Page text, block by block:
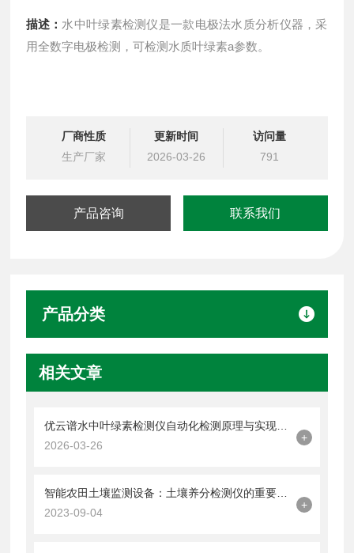
描述： 水中叶绿素检测仪是一款电极法水质分析仪器，采
用全数字电极检测，可检测水质叶绿素a参数。
厂商性质
生产厂家
更新时间
2026-03-26
访问量
791
产品咨询 联系我们
产品分类
相关文章
优云谱水中叶绿素检测仪自动化检测原理与实现方法
2026-03-26
+
智能农田土壤监测设备：土壤养分检测仪的重要作用
2023-09-04
+